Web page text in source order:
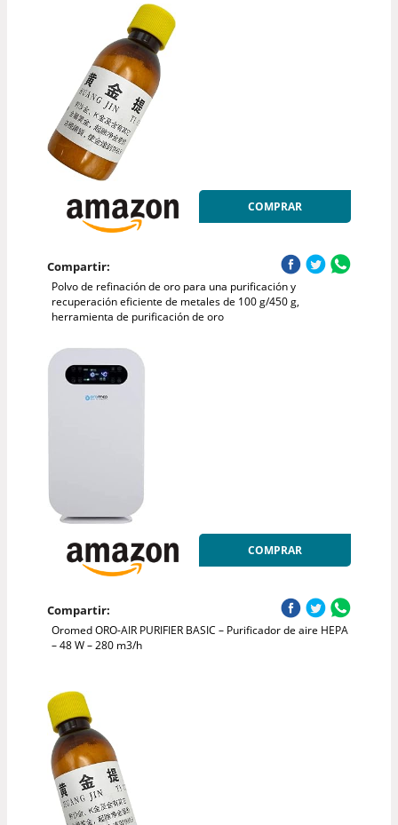
COMPRAR
Compartir:
Polvo de refinación de oro para una purificación y
recuperación eficiente de metales de 100 g/450 g,
herramienta de purificación de oro
COMPRAR
Compartir:
Oromed ORO-AIR PURIFIER BASIC – Purificador de aire HEPA
– 48 W – 280 m3/h